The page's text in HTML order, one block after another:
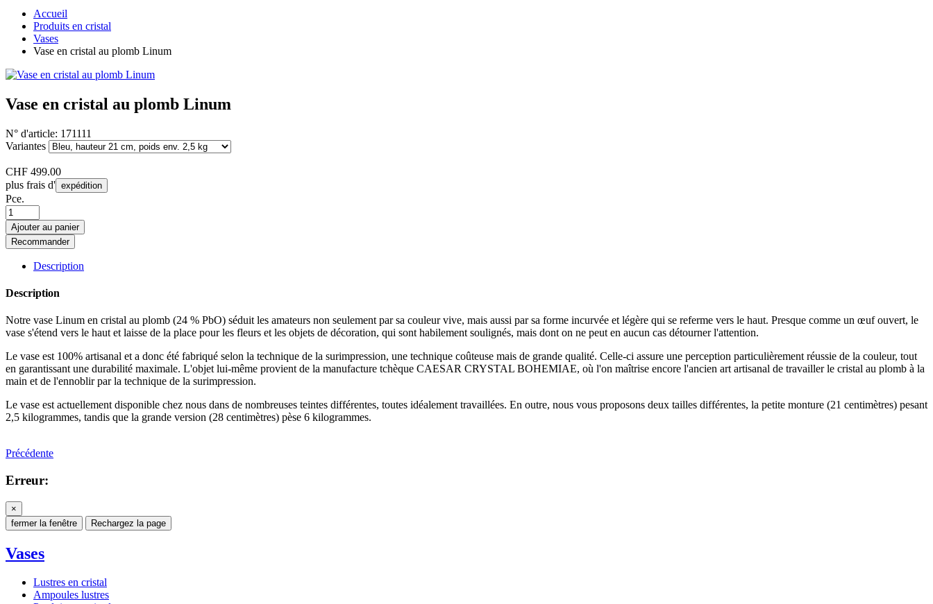
Accueil
Produits en cristal
Vases
Vase en cristal au plomb Linum
Vase en cristal au plomb Linum
N° d'article: 171111
Variantes
CHF 499.00
plus frais d' expédition
Pce.
Ajouter au panier
Recommander
Description
Description
Notre vase Linum en cristal au plomb (24 % PbO) séduit les amateurs non seulement par sa couleur vive, mais aussi par sa forme incurvée et légère qui se referme vers le haut. Presque comme un œuf ouvert, le
vase s'étend vers le haut et laisse de la place pour les fleurs et les objets de décoration, qui sont habilement soulignés, mais dont on ne peut en aucun cas détourner l'attention.
Le vase est 100% artisanal et a donc été fabriqué selon la technique de la surimpression, une technique coûteuse mais de grande qualité. Celle-ci assure une perception particulièrement réussie de la couleur, tout
en garantissant une durabilité maximale. L'objet lui-même provient de la manufacture tchèque CAESAR CRYSTAL BOHEMIAE, où l'on maîtrise encore l'ancien art artisanal de travailler le cristal au plomb à la
main et de l'ennoblir par la technique de la surimpression.
Le vase est actuellement disponible chez nous dans de nombreuses teintes différentes, toutes idéalement travaillées. En outre, nous vous proposons deux tailles différentes, la petite monture (21 centimètres) pesant
2,5 kilogrammes, tandis que la grande version (28 centimètres) pèse 6 kilogrammes.
Précédente
Erreur:
×
fermer la fenêtre
Rechargez la page
Vases
Lustres en cristal
Ampoules lustres